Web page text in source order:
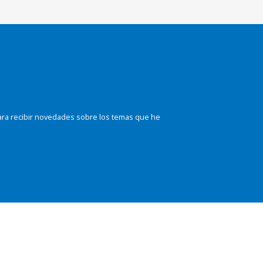
recibir novedades sobre los temas que he